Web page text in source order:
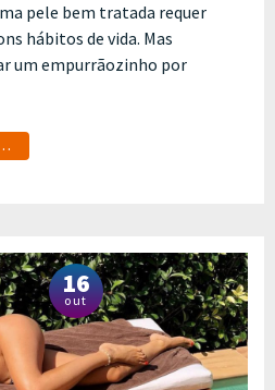
pele bem tratada requer
hábitos de vida. Mas
um empurrãozinho por
16
out